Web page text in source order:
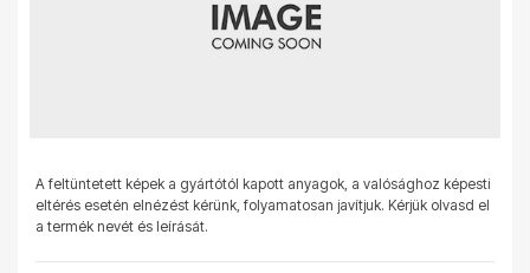
A feltüntetett képek a gyártótól kapott anyagok, a valósághoz képesti
eltérés esetén elnézést kérünk, folyamatosan javítjuk. Kérjük olvasd el
a termék nevét és leírását.